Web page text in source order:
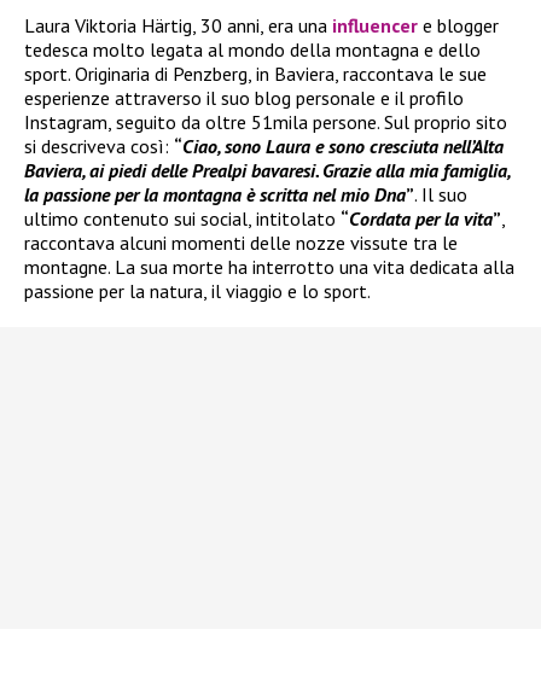
Laura Viktoria Härtig, 30 anni, era una influencer e blogger
tedesca molto legata al mondo della montagna e dello
sport. Originaria di Penzberg, in Baviera, raccontava le sue
esperienze attraverso il suo blog personale e il profilo
Instagram, seguito da oltre 51mila persone. Sul proprio sito
si descriveva così: “Ciao, sono Laura e sono cresciuta nell’Alta
Baviera, ai piedi delle Prealpi bavaresi. Grazie alla mia famiglia,
la passione per la montagna è scritta nel mio Dna”. Il suo
ultimo contenuto sui social, intitolato “Cordata per la vita”,
raccontava alcuni momenti delle nozze vissute tra le
montagne. La sua morte ha interrotto una vita dedicata alla
passione per la natura, il viaggio e lo sport.